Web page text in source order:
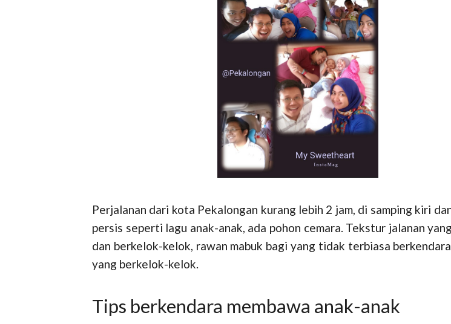
Perjalanan dari kota Pekalongan kurang lebih 2 jam, di samping kiri
persis seperti lagu anak-anak, ada pohon cemara. Tekstur jalanan
dan berkelok-kelok, rawan mabuk bagi yang tidak terbiasa
yang berkelok-kelok.
Tips berkendara membawa anak-anak